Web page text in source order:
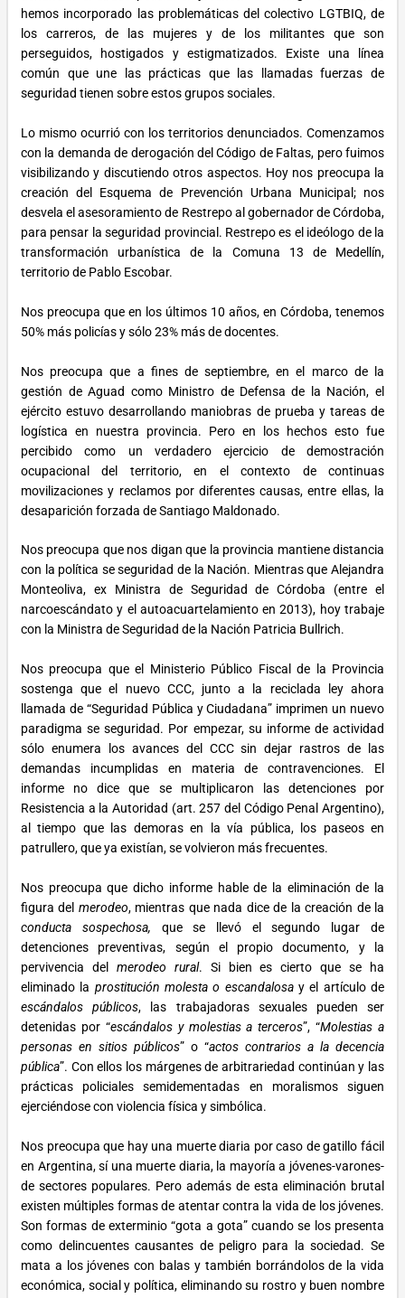
hemos incorporado las problemáticas del colectivo LGTBIQ, de
los carreros, de las mujeres y de los militantes que son
perseguidos, hostigados y estigmatizados. Existe una línea
común que une las prácticas que las llamadas fuerzas de
seguridad tienen sobre estos grupos sociales.
Lo mismo ocurrió con los territorios denunciados. Comenzamos
con la demanda de derogación del Código de Faltas, pero fuimos
visibilizando y discutiendo otros aspectos. Hoy nos preocupa la
creación del Esquema de Prevención Urbana Municipal; nos
desvela el asesoramiento de Restrepo al gobernador de Córdoba,
para pensar la seguridad provincial. Restrepo es el ideólogo de la
transformación urbanística de la Comuna 13 de Medellín,
territorio de Pablo Escobar.
Nos preocupa que en los últimos 10 años, en Córdoba, tenemos
50% más policías y sólo 23% más de docentes.
Nos preocupa que a fines de septiembre, en el marco de la
gestión de Aguad como Ministro de Defensa de la Nación, el
ejército estuvo desarrollando maniobras de prueba y tareas de
logística en nuestra provincia. Pero en los hechos esto fue
percibido como un verdadero ejercicio de demostración
ocupacional del territorio, en el contexto de continuas
movilizaciones y reclamos por diferentes causas, entre ellas, la
desaparición forzada de Santiago Maldonado.
Nos preocupa que nos digan que la provincia mantiene distancia
con la política se seguridad de la Nación. Mientras que Alejandra
Monteoliva, ex Ministra de Seguridad de Córdoba (entre el
narcoescándato y el autoacuartelamiento en 2013), hoy trabaje
con la Ministra de Seguridad de la Nación Patricia Bullrich.
Nos preocupa que el Ministerio Público Fiscal de la Provincia
sostenga que el nuevo CCC, junto a la reciclada ley ahora
llamada de “Seguridad Pública y Ciudadana” imprimen un nuevo
paradigma se seguridad. Por empezar, su informe de actividad
sólo enumera los avances del CCC sin dejar rastros de las
demandas incumplidas en materia de contravenciones. El
informe no dice que se multiplicaron las detenciones por
Resistencia a la Autoridad (art. 257 del Código Penal Argentino),
al tiempo que las demoras en la vía pública, los paseos en
patrullero, que ya existían, se volvieron más frecuentes.
Nos preocupa que dicho informe hable de la eliminación de la
figura del merodeo, mientras que nada dice de la creación de la
conducta sospechosa, que se llevó el segundo lugar de
detenciones preventivas, según el propio documento, y la
pervivencia del merodeo rural. Si bien es cierto que se ha
eliminado la prostitución molesta o escandalosay el artículo de
escándalos públicos, las trabajadoras sexuales pueden ser
detenidas por “escándalos y molestias a terceros”, “Molestias a
personas en sitios públicos” o “actos contrarios a la decencia
pública”. Con ellos los márgenes de arbitrariedad continúan y las
prácticas policiales semidementadas en moralismos siguen
ejerciéndose con violencia física y simbólica.
Nos preocupa que hay una muerte diaria por caso de gatillo fácil
en Argentina, sí una muerte diaria, la mayoría a jóvenes-varones-
de sectores populares. Pero además de esta eliminación brutal
existen múltiples formas de atentar contra la vida de los jóvenes.
Son formas de exterminio “gota a gota” cuando se los presenta
como delincuentes causantes de peligro para la sociedad. Se
mata a los jóvenes con balas y también borrándolos de la vida
económica, social y política, eliminando su rostro y buen nombre